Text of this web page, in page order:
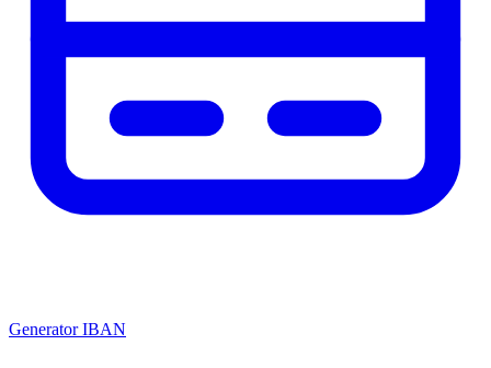
Generator IBAN